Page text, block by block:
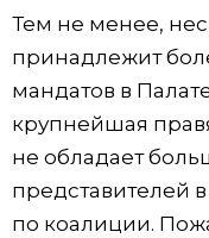
Тем не менее,
принадлежит
мандатов в
крупнейшая
не обладает
представителей
по коалиции.